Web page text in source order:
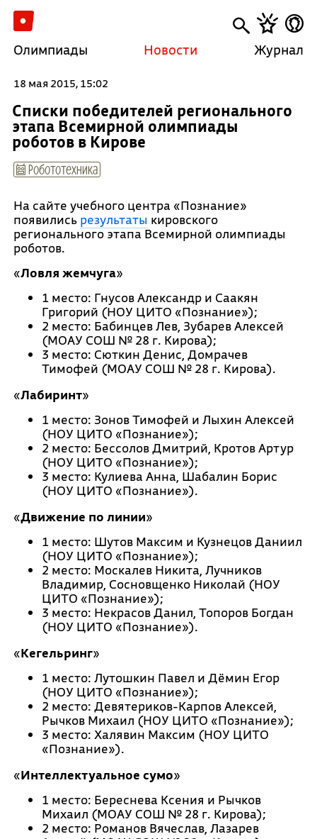
Олимпиады Новости Журнал
18 мая 2015, 15:02
Списки победителей регионального
этапа Всемирной олимпиады
роботов в Кирове
Робототехника
На сайте учебного центра «Познание»
появились результаты кировского
регионального этапа Всемирной олимпиады
роботов.
«Ловля жемчуга»
1 место: Гнусов Александр и Саакян
Григорий (НОУ ЦИТО «Познание»);
2 место: Бабинцев Лев, Зубарев Алексей
(МОАУ СОШ № 28 г. Кирова);
3 место: Сюткин Денис, Домрачев
Тимофей (МОАУ СОШ № 28 г. Кирова).
«Лабиринт»
1 место: Зонов Тимофей и Лыхин Алексей
(НОУ ЦИТО «Познание»);
2 место: Бессолов Дмитрий, Кротов Артур
(НОУ ЦИТО «Познание»);
3 место: Кулиева Анна, Шабалин Борис
(НОУ ЦИТО «Познание»).
«Движение по линии»
1 место: Шутов Максим и Кузнецов Даниил
(НОУ ЦИТО «Познание»);
2 место: Москалев Никита, Лучников
Владимир, Сосновщенко Николай (НОУ
ЦИТО «Познание»);
3 место: Некрасов Данил, Топоров Богдан
(НОУ ЦИТО «Познание»).
«Кегельринг»
1 место: Лутошкин Павел и Дёмин Егор
(НОУ ЦИТО «Познание»);
2 место: Девятериков-Карпов Алексей,
Рычков Михаил (НОУ ЦИТО «Познание»);
3 место: Халявин Максим (НОУ ЦИТО
«Познание»).
«Интеллектуальное сумо»
1 место: Береснева Ксения и Рычков
Михаил (МОАУ СОШ № 28 г. Кирова);
2 место: Романов Вячеслав, Лазарев